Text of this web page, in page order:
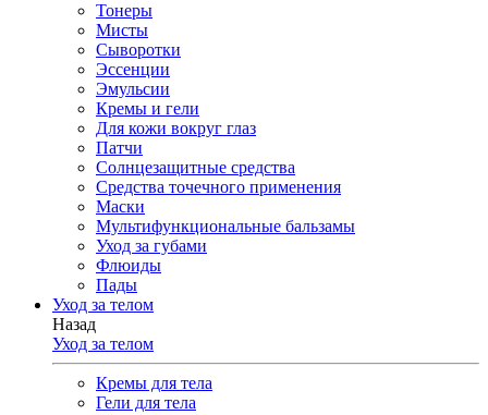
Тонеры
Мисты
Сыворотки
Эссенции
Эмульсии
Кремы и гели
Для кожи вокруг глаз
Патчи
Солнцезащитные средства
Средства точечного применения
Маски
Мультифункциональные бальзамы
Уход за губами
Флюиды
Пады
Уход за телом
Назад
Уход за телом
Кремы для тела
Гели для тела